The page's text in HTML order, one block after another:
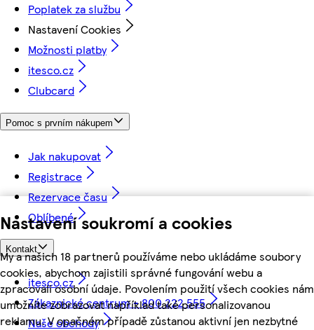
Nastavení soukromí a cookies
My a našich 18 partnerů používáme nebo ukládáme soubory
cookies, abychom zajistili správné fungování webu a
zpracovali osobní údaje. Povolením použití všech cookies nám
umožníte zobrazovat například také personalizovanou
reklamu. V opačném případě zůstanou aktivní jen nezbytné
Poplatek za službu
Nastavení Cookies
Možnosti platby
itesco.cz
Clubcard
Pomoc s prvním nákupem
Jak nakupovat
Registrace
Rezervace času
Oblíbené
Kontakt
itesco.cz
Zákaznické centrum - 800 222 555
Naše obchody